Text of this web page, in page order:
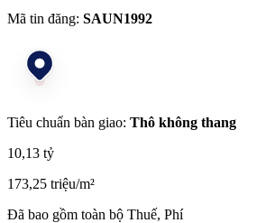
Mã tin đăng: SAUN1992
Tiêu chuẩn bàn giao: Thô không thang
10,13 tỷ
173,25 triệu/m²
Đã bao gồm toàn bộ Thuế, Phí